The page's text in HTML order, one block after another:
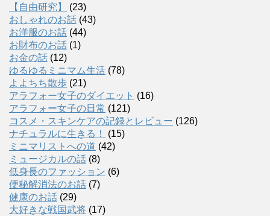
【自由研究】
(23)
おしゃれのお話 (43)
お洋服のお話 (44)
お財布のお話 (1)
お金の話 (12)
ゆるゆるミニマム生活 (78)
よよちち散歩 (21)
アラフォー女子のダイエット (16)
アラフォー女子の日常 (121)
コスメ・スキンケアの記録とレビュー (126)
ナチュラルに生きる！
(15)
ミニマリストへの道 (42)
ミュージカルの話 (8)
低身長のファッション (6)
便秘解消法のお話 (7)
健康のお話 (29)
大好きな戦国武将 (17)